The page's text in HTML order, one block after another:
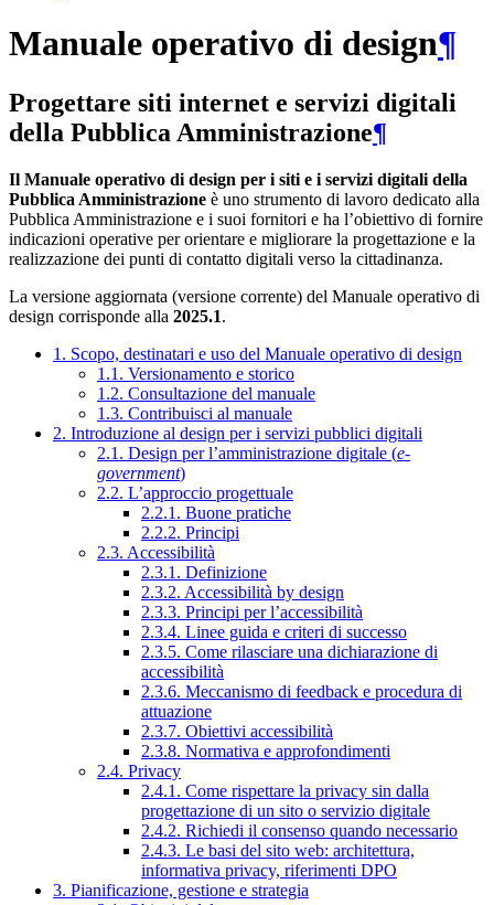
Manuale operativo di design¶
Progettare siti internet e servizi digitali
della Pubblica Amministrazione¶
Il Manuale operativo di design per i siti e i servizi digitali della
Pubblica Amministrazione è uno strumento di lavoro dedicato alla
Pubblica Amministrazione e i suoi fornitori e ha l’obiettivo di fornire
indicazioni operative per orientare e migliorare la progettazione e la
realizzazione dei punti di contatto digitali verso la cittadinanza.
La versione aggiornata (versione corrente) del Manuale operativo di
design corrisponde alla 2025.1.
1. Scopo, destinatari e uso del Manuale operativo di design
1.1. Versionamento e storico
1.2. Consultazione del manuale
1.3. Contribuisci al manuale
2. Introduzione al design per i servizi pubblici digitali
2.1. Design per l’amministrazione digitale (e-
government)
2.2. L’approccio progettuale
2.2.1. Buone pratiche
2.2.2. Principi
2.3. Accessibilità
2.3.1. Definizione
2.3.2. Accessibilità by design
2.3.3. Principi per l’accessibilità
2.3.4. Linee guida e criteri di successo
2.3.5. Come rilasciare una dichiarazione di
accessibilità
2.3.6. Meccanismo di feedback e procedura di
attuazione
2.3.7. Obiettivi accessibilità
2.3.8. Normativa e approfondimenti
2.4. Privacy
2.4.1. Come rispettare la privacy sin dalla
progettazione di un sito o servizio digitale
2.4.2. Richiedi il consenso quando necessario
2.4.3. Le basi del sito web: architettura,
informativa privacy, riferimenti DPO
3. Pianificazione, gestione e strategia